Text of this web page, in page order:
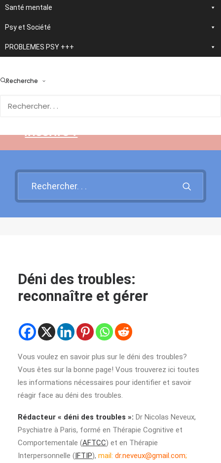
Santé mentale
Psy et Société
PROBLEMES PSY +++
Recherchenouvelle application
Rendez-vous sur cette page
inscrire !
Déni des troubles:
reconnaître et gérer
Vous voulez en savoir plus sur le déni des troubles?
Vous êtes sur la bonne page! Vous trouverez ici toutes
les informations nécessaires pour identifier et savoir
réagir face au déni des troubles.
Rédacteur « déni des troubles »: Dr Nicolas Neveux,
Psychiatre à Paris, formé en Thérapie Cognitive et
Comportementale (AFTCC) et en Thérapie
Interpersonnelle (IFTIP), mail: dr.neveux@gmail.com;